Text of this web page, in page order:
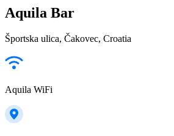
Aquila Bar
Športska ulica, Čakovec, Croatia
Aquila WiFi